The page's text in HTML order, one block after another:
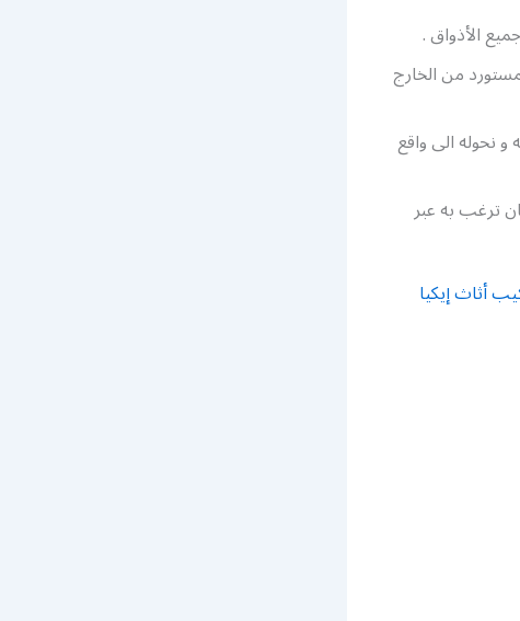
من الخارج
نحوله الى واقع
ترغب به عبر
أثاث إيكيا